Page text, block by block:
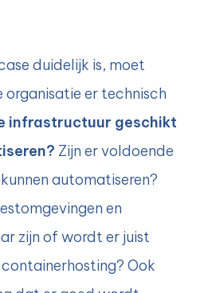
duidelijk is, moet
organisatie er technisch
infrastructuur geschikt
Zijn er voldoende
automatiseren?
en
zijn of wordt er juist
Ook